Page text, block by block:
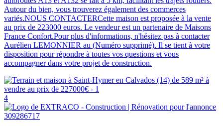
Autour du bien, vous trouverez également des commerces
variés.NOUS CONTACTERCette maison est proposée à la vente
au prix de 223000 euros. Le vendeur est un partenaire de Maisons
France Confort.Pour plus d'informations, n'hésitez pas à contacter
Aurélien LEMONNIER au (Numéro supprimé). Il se tient à votre
disposition pour répondre à toutes vos questions et vous
accompagner dans votre projet de construction.
4